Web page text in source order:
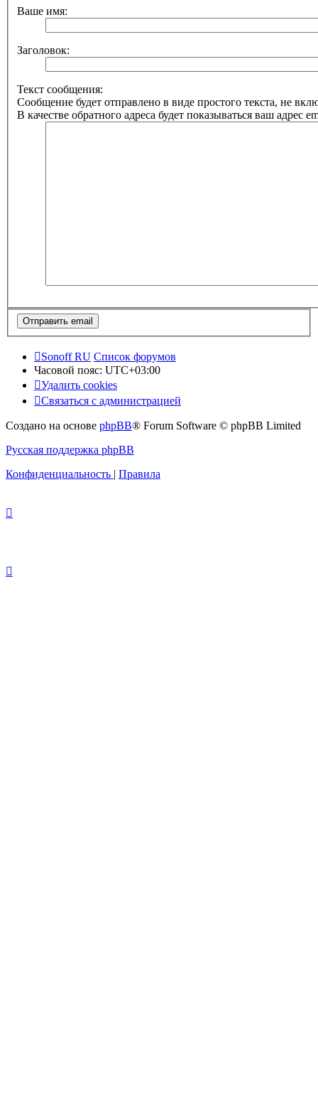
Ваше имя:
Заголовок:
Текст сообщения:
Сообщение будет отправлено в виде простого текста, не
В качестве обратного адреса будет показываться ваш адрес
Sonoff RU Список форумов
Часовой пояс: UTC+03:00
Удалить cookies
Связаться с администрацией
Создано на основе phpBB® Forum Software © phpBB Limited
Русская поддержка phpBB
Конфиденциальность
Правила